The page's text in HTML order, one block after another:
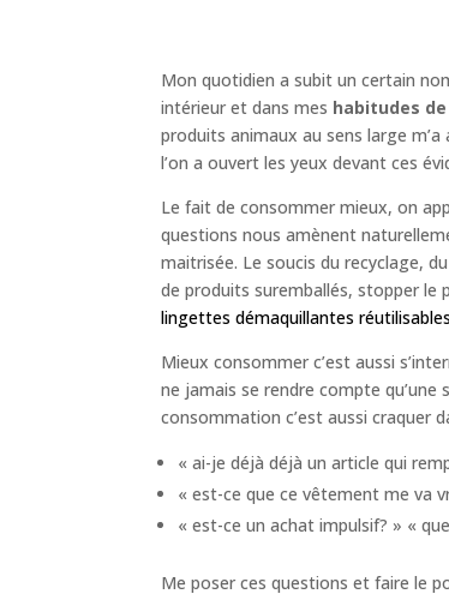
Mon quotidien a subit un certain
intérieur et dans mes habitudes
produits animaux au sens large
l’on a ouvert les yeux devant ces
Le fait de consommer mieux, on
questions nous amènent
maitrisée. Le soucis du recyclage,
de produits suremballés, stopper le
lingettes démaquillantes
Mieux consommer c’est aussi
ne jamais se rendre compte
consommation c’est aussi craquer
« ai-je déjà déjà un article qui
« est-ce que ce vêtement me va
« est-ce un achat impulsif? » «
Me poser ces questions et faire le